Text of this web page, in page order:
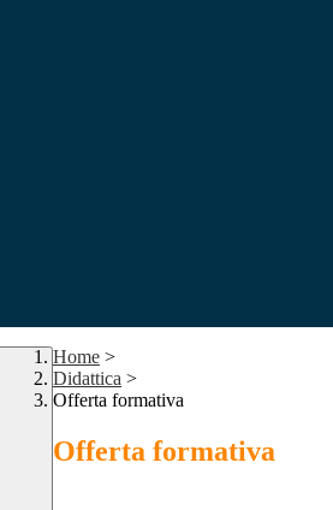
Home >
Didattica >
Offerta formativa
Offerta formativa